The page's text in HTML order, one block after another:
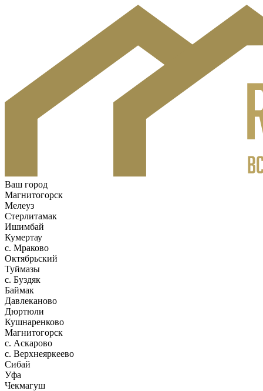
Ваш город
Магнитогорск
Мелеуз
Стерлитамак
Ишимбай
Кумертау
c. Мраково
Октябрьский
Туймазы
c. Буздяк
Баймак
Давлеканово
Дюртюли
Кушнаренково
Магнитогорск
с. Аскарово
с. Верхнеяркеево
Сибай
Уфа
Чекмагуш